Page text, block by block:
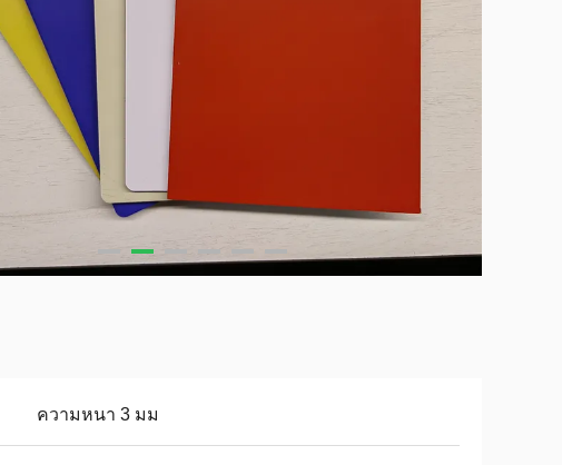
ความหนา 3 มม